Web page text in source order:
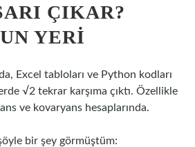
ÇIKAR?
YERI
Excel tabloları ve Python kodları
√2 tekrar karşıma çıktı. Özellikle
ve kovaryans hesaplarında.
bir şey görmüştüm: